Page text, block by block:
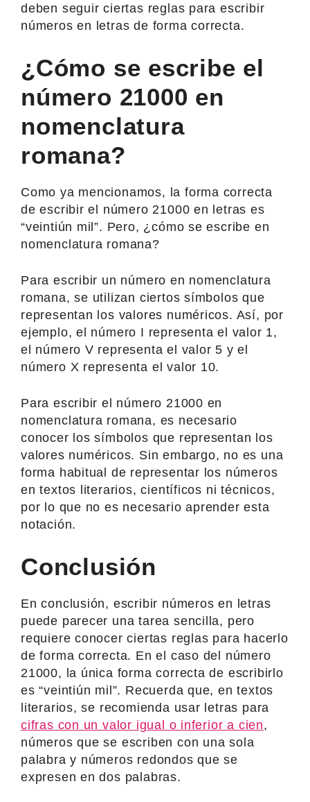
deben seguir ciertas reglas para escribir
números en letras de forma correcta.
¿Cómo se escribe el
número 21000 en
nomenclatura
romana?
Como ya mencionamos, la forma correcta
de escribir el número 21000 en letras es
“veintiún mil”. Pero, ¿cómo se escribe en
nomenclatura romana?
Para escribir un número en nomenclatura
romana, se utilizan ciertos símbolos que
representan los valores numéricos. Así, por
ejemplo, el número I representa el valor 1,
el número V representa el valor 5 y el
número X representa el valor 10.
Para escribir el número 21000 en
nomenclatura romana, es necesario
conocer los símbolos que representan los
valores numéricos. Sin embargo, no es una
forma habitual de representar los números
en textos literarios, científicos ni técnicos,
por lo que no es necesario aprender esta
notación.
Conclusión
En conclusión, escribir números en letras
puede parecer una tarea sencilla, pero
requiere conocer ciertas reglas para hacerlo
de forma correcta. En el caso del número
21000, la única forma correcta de escribirlo
es “veintiún mil”. Recuerda que, en textos
literarios, se recomienda usar letras para
cifras con un valor igual o inferior a cien,
números que se escriben con una sola
palabra y números redondos que se
expresen en dos palabras.